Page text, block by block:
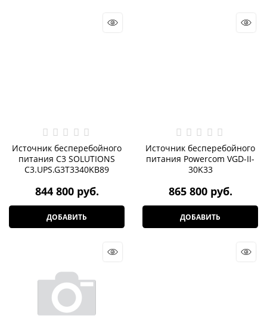
Источник бесперебойного
питания C3 SOLUTIONS
C3.UPS.G3T3340KB89
844 800 руб.
ДОБАВИТЬ
Источник бесперебойного
питания Powercom VGD-II-
30K33
865 800 руб.
ДОБАВИТЬ